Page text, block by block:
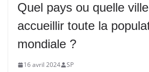
Quel pays ou quelle
accueillir toute la
mondiale ?
16 avril 2024 SP